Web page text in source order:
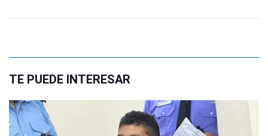
TE PUEDE INTERESAR